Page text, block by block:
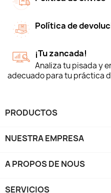
Política de
¡Tu zancada!
Analiza tu pisada y
adecuado para tu práctica
PRODUCTOS
NUESTRA EMPRESA
A PROPOS DE NOUS
SERVICIOS